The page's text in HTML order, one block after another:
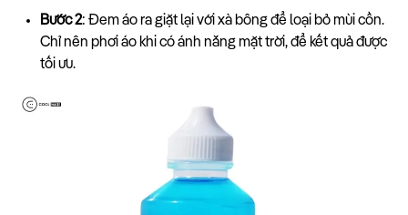
Bước 2: Đem áo ra giặt lại với xà bông để loại bỏ mùi cồn.
Chỉ nên phơi áo khi có ánh nắng mặt trời, để kết quả được
tối ưu.